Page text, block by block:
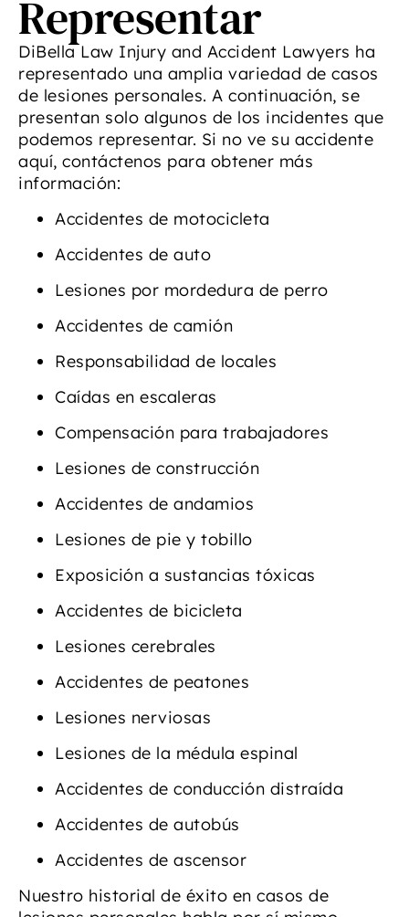
Representar
DiBella Law Injury and Accident Lawyers ha
representado una amplia variedad de casos
de lesiones personales. A continuación, se
presentan solo algunos de los incidentes que
podemos representar. Si no ve su accidente
aquí, contáctenos para obtener más
información:
Accidentes de motocicleta
Accidentes de auto
Lesiones por mordedura de perro
Accidentes de camión
Responsabilidad de locales
Caídas en escaleras
Compensación para trabajadores
Lesiones de construcción
Accidentes de andamios
Lesiones de pie y tobillo
Exposición a sustancias tóxicas
Accidentes de bicicleta
Lesiones cerebrales
Accidentes de peatones
Lesiones nerviosas
Lesiones de la médula espinal
Accidentes de conducción distraída
Accidentes de autobús
Accidentes de ascensor
Nuestro historial de éxito en casos de